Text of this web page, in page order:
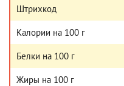
Штрихкод
Калории на 100 г
Белки на 100 г
Жиры на 100 г